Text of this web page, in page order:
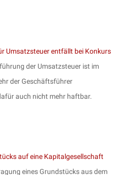
Umsatzsteuer entfällt bei Konkurs
der Umsatzsteuer ist im
der Geschäftsführer
auch nicht mehr haftbar.
auf eine Kapitalgesellschaft
eines Grundstücks aus dem